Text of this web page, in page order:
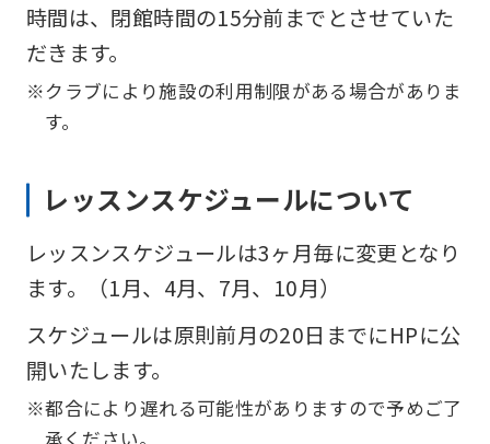
時間は、閉館時間の15分前までとさせていた
だきます。
※クラブにより施設の利用制限がある場合がありま
す。
レッスンスケジュールについて
レッスンスケジュールは3ヶ月毎に変更となり
ます。（1月、4月、7月、10月）
スケジュールは原則前月の20日までにHPに公
開いたします。
※都合により遅れる可能性がありますので予めご了
承ください。